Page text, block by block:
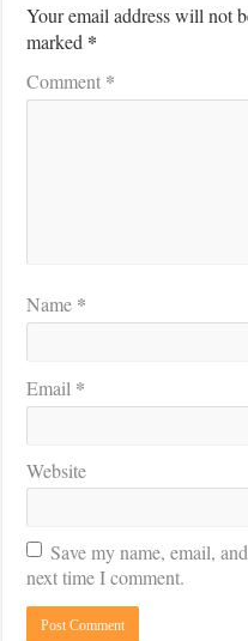
Your email address will not
marked *
Comment *
Name *
Email *
Website
Save my name, email,
next time I comment.